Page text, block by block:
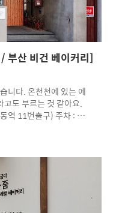
부산 비건 베이커리]
니다. 온천천에 있는 에
도 부르는 것 같아요.
역 11번출구) ​주차 : 인
http://milhanjum.kr 문
면 저렇게 바로 보입
, 버터가 없는순식물성
밀,유기농 설탕, 죽염으
있는 테라스형 공간저기
원 레몬진저파운드